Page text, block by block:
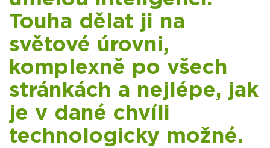
Touha dělat ji na
světové úrovni,
komplexně po všech
stránkách a nejlépe, jak
je v dané chvíli
technologicky možné.